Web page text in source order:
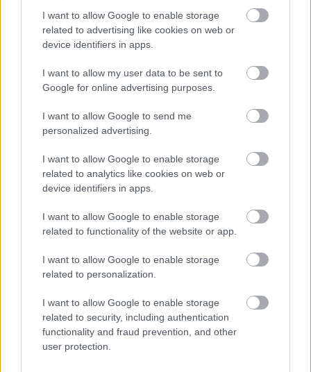
I want to allow Google to enable storage
related to advertising like cookies on web or
device identifiers in apps.
I want to allow my user data to be sent to
Google for online advertising purposes.
I want to allow Google to send me
personalized advertising.
I want to allow Google to enable storage
related to analytics like cookies on web or
device identifiers in apps.
I want to allow Google to enable storage
related to functionality of the website or app.
I want to allow Google to enable storage
related to personalization.
I want to allow Google to enable storage
related to security, including authentication
functionality and fraud prevention, and other
user protection.
azonban Bezzecchi elárulta, az egész éjszakás bulinak még
nincs itt az ideje. „A szombat nem az ünneplés napja.
Persze, ez biztosan egy remek pillanat, de vissza kell menni
része vasárnap jön el. Harcolni is meg kell próbálnom.
és a munkán van.”